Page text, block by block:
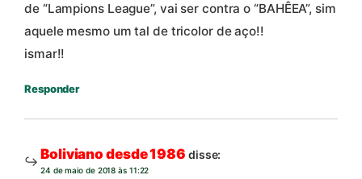
de “Lampions League”, vai ser contra o “BAHÊEA”, sim
aquele mesmo um tal de tricolor de aço!!
ismar!!
Responder
Boliviano desde 1986 disse:
24 de maio de 2018 às 11:22